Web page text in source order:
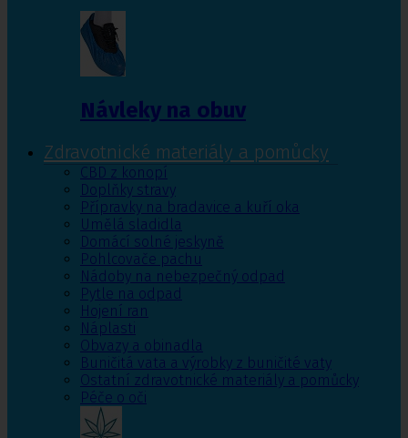
Návleky na obuv
Zdravotnické materiály a pomůcky
CBD z konopí
Doplňky stravy
Přípravky na bradavice a kuří oka
Umělá sladidla
Domácí solné jeskyně
Pohlcovače pachu
Nádoby na nebezpečný odpad
Pytle na odpad
Hojení ran
Náplasti
Obvazy a obinadla
Buničitá vata a výrobky z buničité vaty
Ostatní zdravotnické materiály a pomůcky
Péče o oči